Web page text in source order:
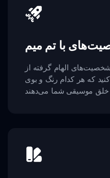
با تم میم
الهام گرفته از
که هر کدام رنگ و بوی